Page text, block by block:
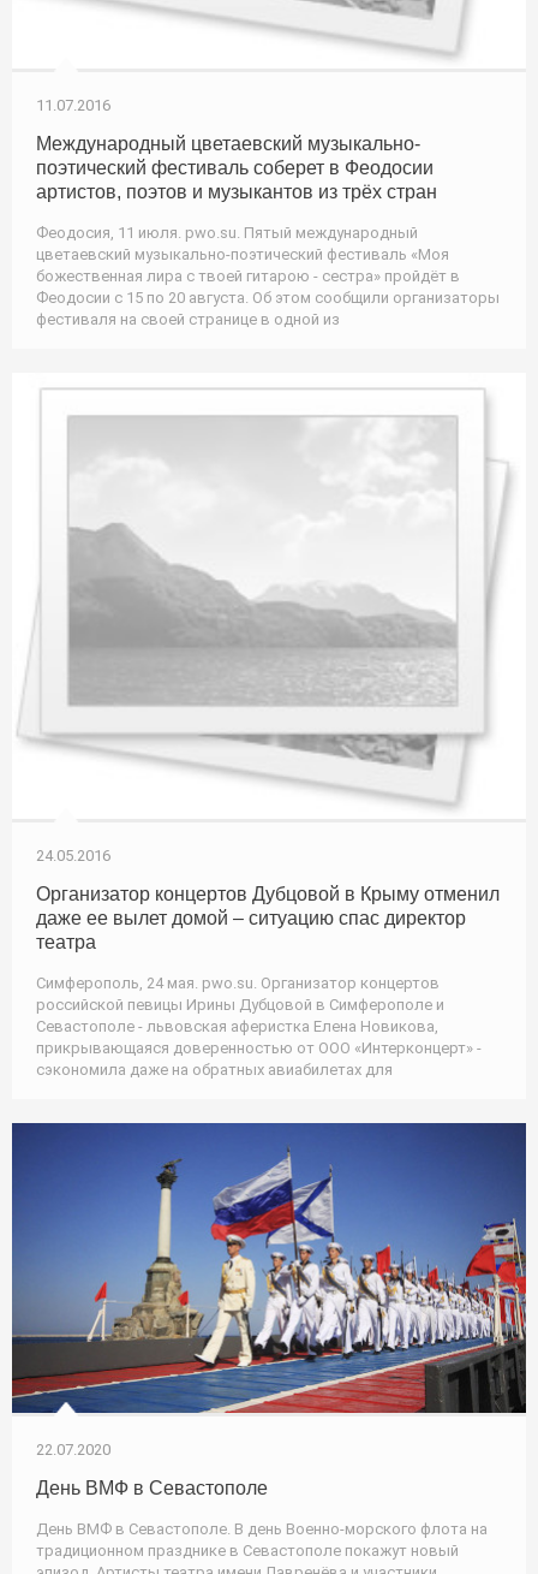
11.07.2016
Международный цветаевский музыкально-
поэтический фестиваль соберет в Феодосии
артистов, поэтов и музыкантов из трёх стран
Феодосия, 11 июля. pwo.su. Пятый международный
цветаевский музыкально-поэтический фестиваль «Моя
божественная лира с твоей гитарою - сестра» пройдёт в
Феодосии с 15 по 20 августа. Об этом сообщили организаторы
фестиваля на своей странице в одной из
24.05.2016
Организатор концертов Дубцовой в Крыму отменил
даже ее вылет домой – ситуацию спас директор
театра
Симферополь, 24 мая. pwo.su. Организатор концертов
российской певицы Ирины Дубцовой в Симферополе и
Севастополе - львовская аферистка Елена Новикова,
прикрывающаяся доверенностью от ООО «Интерконцерт» -
сэкономила даже на обратных авиабилетах для
22.07.2020
День ВМФ в Севастополе
День ВМФ в Севастополе. В день Военно-морского флота на
традиционном празднике в Севастополе покажут новый